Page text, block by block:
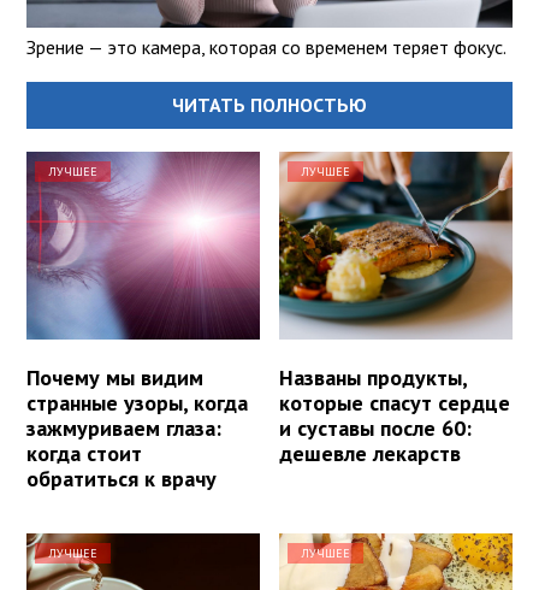
Зрение — это камера, которая со временем теряет фокус.
ЧИТАТЬ ПОЛНОСТЬЮ
ЛУЧШЕЕ
Почему мы видим
странные узоры, когда
зажмуриваем глаза:
когда стоит
обратиться к врачу
ЛУЧШЕЕ
Названы продукты,
которые спасут сердце
и суставы после 60:
дешевле лекарств
ЛУЧШЕЕ ЛУЧШЕЕ